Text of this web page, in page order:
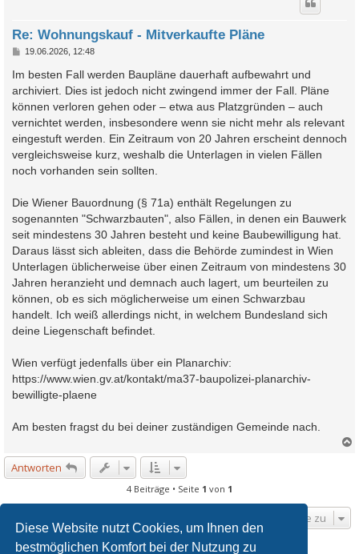
Diese Website nutzt Cookies, um Ihnen den
bestmöglichen Komfort bei der Nutzung zu
Re: Wohnungskauf - Mitverkaufte Pläne
B
i
t
r
a
g
19.06.2026, 12:48
Im besten Fall werden Baupläne dauerhaft aufbewahrt und
archiviert. Dies ist jedoch nicht zwingend immer der Fall. Pläne
können verloren gehen oder – etwa aus Platzgründen – auch
vernichtet werden, insbesondere wenn sie nicht mehr als relevant
eingestuft werden. Ein Zeitraum von 20 Jahren erscheint dennoch
vergleichsweise kurz, weshalb die Unterlagen in vielen Fällen
noch vorhanden sein sollten.
Die Wiener Bauordnung (§ 71a) enthält Regelungen zu
sogenannten "Schwarzbauten", also Fällen, in denen ein Bauwerk
seit mindestens 30 Jahren besteht und keine Baubewilligung hat.
Daraus lässt sich ableiten, dass die Behörde zumindest in Wien
Unterlagen üblicherweise über einen Zeitraum von mindestens 30
Jahren heranzieht und demnach auch lagert, um beurteilen zu
können, ob es sich möglicherweise um einen Schwarzbau
handelt. Ich weiß allerdings nicht, in welchem Bundesland sich
deine Liegenschaft befindet.
Wien verfügt jedenfalls über ein Planarchiv:
https://www.wien.gv.at/kontakt/ma37-baupolizei-planarchiv-
bewilligte-plaene
Am besten fragst du bei deiner zuständigen Gemeinde nach.
Antworten
4 Beiträge • Seite 1 von 1
Gehe zu